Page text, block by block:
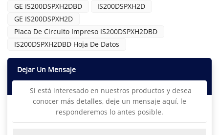
GE IS200DSPXH2DBD
IS200DSPXH2D
GE IS200DSPXH2D
Placa De Circuito Impreso IS200DSPXH2DBD
IS200DSPXH2DBD Hoja De Datos
Dejar Un Mensaje
Si está interesado en nuestros productos y desea
conocer más detalles, deje un mensaje aquí, le
responderemos lo antes posible.